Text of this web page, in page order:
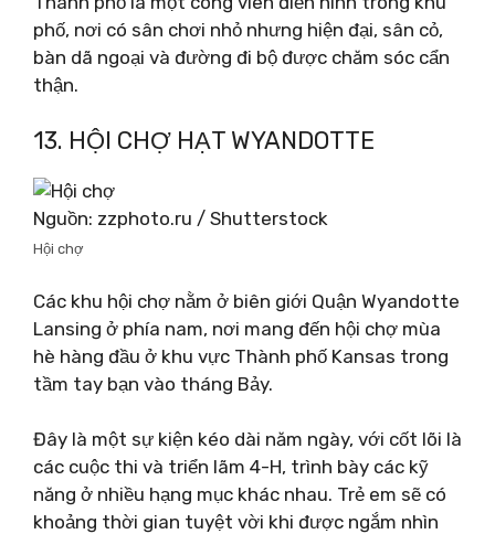
phố, nơi có sân chơi nhỏ nhưng hiện đại, sân cỏ,
bàn dã ngoại và đường đi bộ được chăm sóc cẩn
thận.
13. HỘI CHỢ HẠT WYANDOTTE
Nguồn: zzphoto.ru / Shutterstock
Hội chợ
Các khu hội chợ nằm ở biên giới Quận Wyandotte
Lansing ở phía nam, nơi mang đến hội chợ mùa
hè hàng đầu ở khu vực Thành phố Kansas trong
tầm tay bạn vào tháng Bảy.
Đây là một sự kiện kéo dài năm ngày, với cốt lõi là
các cuộc thi và triển lãm 4-H, trình bày các kỹ
năng ở nhiều hạng mục khác nhau. Trẻ em sẽ có
khoảng thời gian tuyệt vời khi được ngắm nhìn